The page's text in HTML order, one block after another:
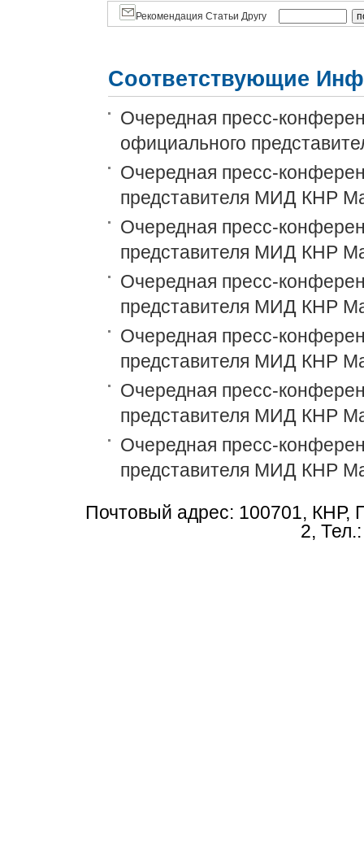
Рекомендация Статьи Другу
Соответствующие
Очередная пресс-
официального
Очередная пресс-
представителя МИД КНР
Очередная пресс-
представителя МИД КНР
Очередная пресс-
представителя МИД КНР
Очередная пресс-
представителя МИД КНР
Очередная пресс-
представителя МИД КНР
Очередная пресс-
представителя МИД КНР
Почтовый адрес: 100701, КНР,
2,